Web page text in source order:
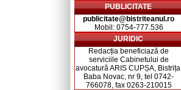
PUBLICITATE
publicitate@bistriteanul.ro
Mobil: 0754-777.536
JURIDIC
Redacția beneficiază de
serviciile Cabinetului de
avocatură ARIS CUPȘA,
Baba Novac, nr 9, tel 0742-
766078, fax 0263-210015